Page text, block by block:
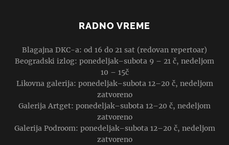
RADNO VREME
Blagajna DKC-a: od 16 do 21 sat (redovan repertoar)
Beogradski izlog: ponedeljak–subota 9 – 21 č, nedeljom
10 – 15č
Likovna galerija: ponedeljak–subota 12–20 č, nedeljom
zatvoreno
Galerija Artget: ponedeljak–subota 12–20 č, nedeljom
zatvoreno
Galerija Podroom: ponedeljak–subota 12–20 č, nedeljom
zatvoreno